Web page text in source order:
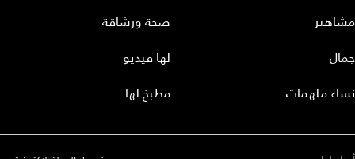
مشاهير
جمال
نساء ملهمات
صحة ورشاقة
لها فيديو
مطبخ لها